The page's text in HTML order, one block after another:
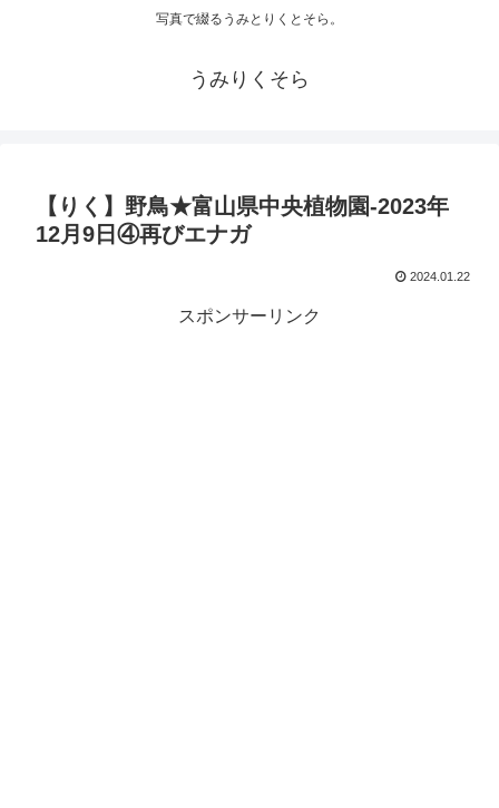
写真で綴るうみとりくとそら。
うみりくそら
【りく】野鳥★富山県中央植物園-2023年
12月9日④再びエナガ
2024.01.22
スポンサーリンク